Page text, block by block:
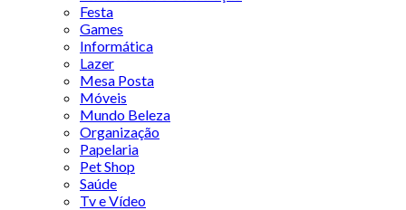
Festa
Games
Informática
Lazer
Mesa Posta
Móveis
Mundo Beleza
Organização
Papelaria
Pet Shop
Saúde
Tv e Vídeo